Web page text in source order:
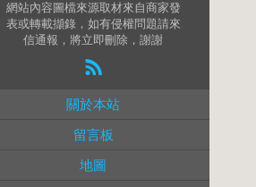
網站內容圖檔來源取材來自商家發
表或轉載擷錄，如有侵權問題請來
信通報，將立即刪除，謝謝
關於本站
留言板
地圖